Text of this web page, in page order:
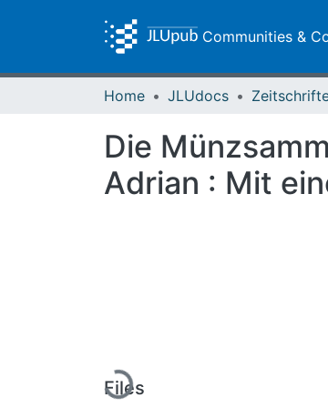
Communities &
Home JLUdocs
Die
Adrian : Mit
Loading...
Files